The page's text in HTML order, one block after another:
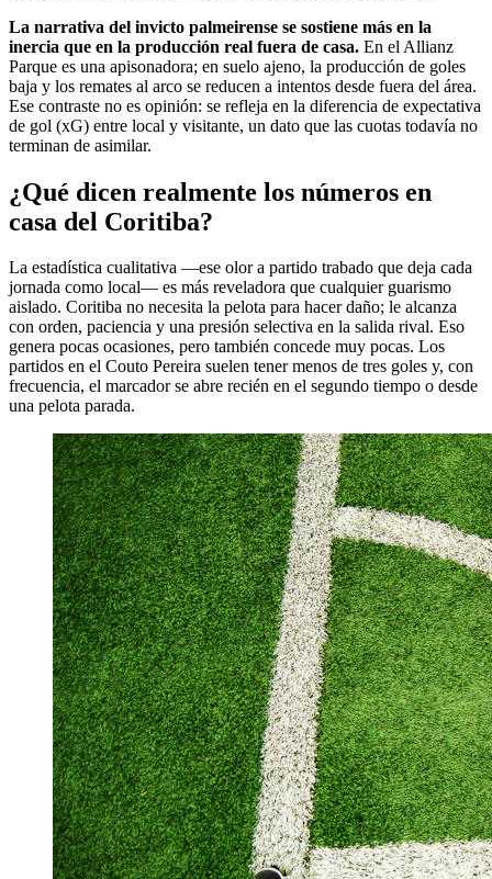
La narrativa del invicto palmeirense se sostiene más en la
inercia que en la producción real fuera de casa. En el Allianz
Parque es una apisonadora; en suelo ajeno, la producción de goles
baja y los remates al arco se reducen a intentos desde fuera del área.
Ese contraste no es opinión: se refleja en la diferencia de expectativa
de gol (xG) entre local y visitante, un dato que las cuotas todavía no
terminan de asimilar.
¿Qué dicen realmente los números en
casa del Coritiba?
La estadística cualitativa —ese olor a partido trabado que deja cada
jornada como local— es más reveladora que cualquier guarismo
aislado. Coritiba no necesita la pelota para hacer daño; le alcanza
con orden, paciencia y una presión selectiva en la salida rival. Eso
genera pocas ocasiones, pero también concede muy pocas. Los
partidos en el Couto Pereira suelen tener menos de tres goles y, con
frecuencia, el marcador se abre recién en el segundo tiempo o desde
una pelota parada.